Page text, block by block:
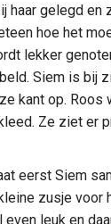
haar gelegd en
hoe het
lekker
Siem is bij
kant op. Roos
Ze ziet er
eerst Siem
zusje voor
leuk en